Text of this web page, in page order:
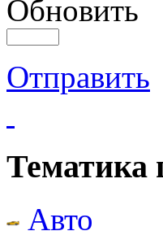
Обновить
Отправить
Тематика
Авто